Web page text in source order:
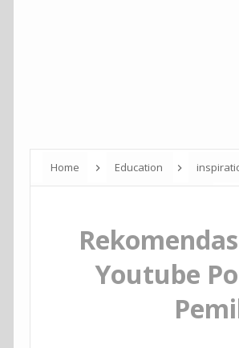
Home Education
Youtube